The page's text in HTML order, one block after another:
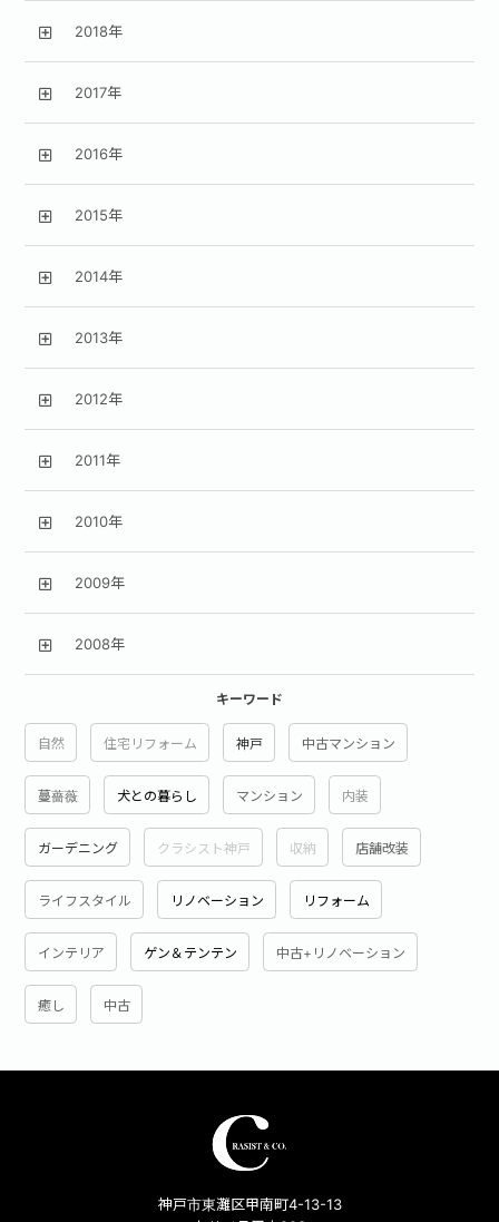
2018年
2017年
2016年
2015年
2014年
2013年
2012年
2011年
2010年
2009年
2008年
キーワード
自然 住宅リフォーム 神戸 中古マンション
蔓薔薇 犬との暮らし マンション 内装
ガーデニング クラシスト神戸 収納 店舗改装
ライフスタイル リノベーション リフォーム
インテリア ゲン＆テンテン 中古+リノベーション
癒し 中古
神戸市東灘区甲南町4-13-13